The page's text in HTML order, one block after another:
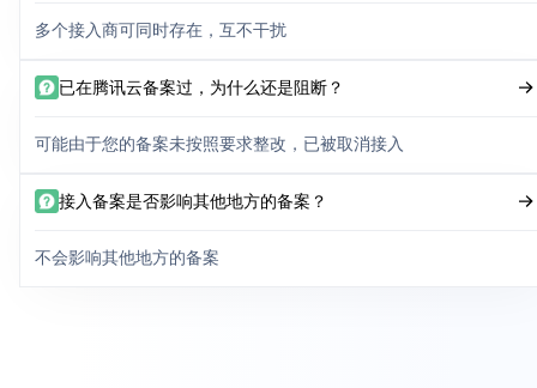
多个接入商可同时存在，互不干扰
已在腾讯云备案过，为什么还是阻断？
可能由于您的备案未按照要求整改，已被取消接入
接入备案是否影响其他地方的备案？
不会影响其他地方的备案